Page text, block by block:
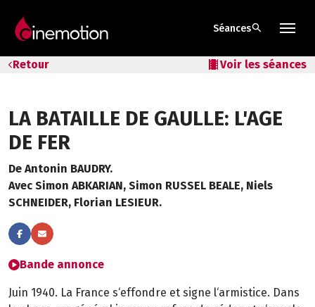
Séancessearch
Retour local_movies Voir les séances
LA BATAILLE DE GAULLE: L'AGE
DE FER
De Antonin BAUDRY.
Avec Simon ABKARIAN, Simon RUSSEL BEALE, Niels
SCHNEIDER, Florian LESIEUR.
Bande annonce
Juin 1940. La France s‘effondre et signe l‘armistice. Dans
Bons cadeaux
Programmes spéciaux